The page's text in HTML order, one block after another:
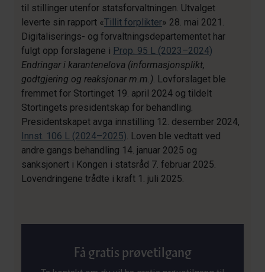
til stillinger utenfor statsforvaltningen. Utvalget
leverte sin rapport «Tillit forplikter» 28. mai 2021.
Digitaliserings- og forvaltningsdepartementet har
fulgt opp forslagene i Prop. 95 L (2023–2024)
Endringar i karantenelova (informasjonsplikt,
godtgjering og reaksjonar m.m.). Lovforslaget ble
fremmet for Stortinget 19. april 2024 og tildelt
Stortingets presidentskap for behandling.
Presidentskapet avga innstilling 12. desember 2024,
Innst. 106 L (2024–2025). Loven ble vedtatt ved
andre gangs behandling 14. januar 2025 og
sanksjonert i Kongen i statsråd 7. februar 2025.
Lovendringene trådte i kraft 1. juli 2025.
Få gratis prøvetilgang